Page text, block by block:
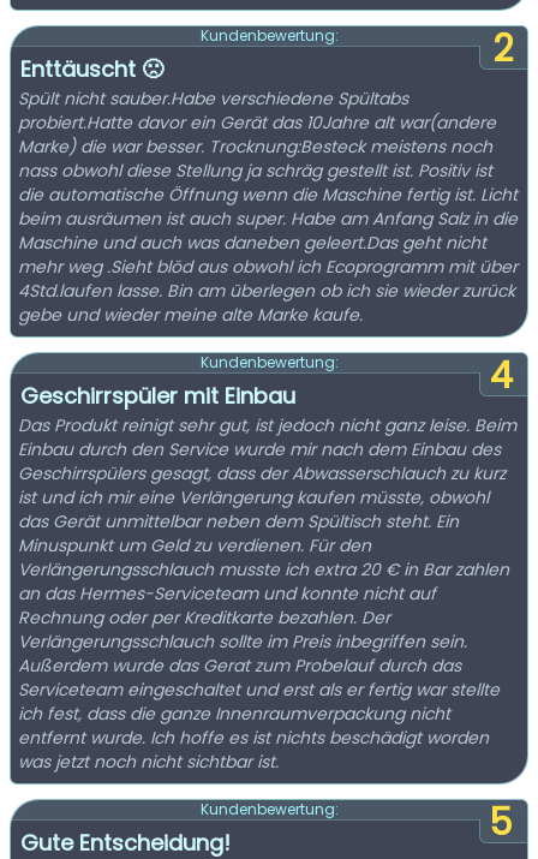
2
Kundenbewertung:
Enttäuscht 🙁
Spült nicht sauber.Habe verschiedene Spültabs
probiert.Hatte davor ein Gerät das 10Jahre alt war(andere
Marke) die war besser. Trocknung:Besteck meistens noch
nass obwohl diese Stellung ja schräg gestellt ist. Positiv ist
die automatische Öffnung wenn die Maschine fertig ist. Licht
beim ausräumen ist auch super. Habe am Anfang Salz in die
Maschine und auch was daneben geleert.Das geht nicht
mehr weg .Sieht blöd aus obwohl ich Ecoprogramm mit über
4Std.laufen lasse. Bin am überlegen ob ich sie wieder zurück
gebe und wieder meine alte Marke kaufe.
4
Kundenbewertung:
Geschirrspüler mit Einbau
Das Produkt reinigt sehr gut, ist jedoch nicht ganz leise. Beim
Einbau durch den Service wurde mir nach dem Einbau des
Geschirrspülers gesagt, dass der Abwasserschlauch zu kurz
ist und ich mir eine Verlängerung kaufen müsste, obwohl
das Gerät unmittelbar neben dem Spültisch steht. Ein
Minuspunkt um Geld zu verdienen. Für den
Verlängerungsschlauch musste ich extra 20 € in Bar zahlen
an das Hermes-Serviceteam und konnte nicht auf
Rechnung oder per Kreditkarte bezahlen. Der
Verlängerungsschlauch sollte im Preis inbegriffen sein.
Außerdem wurde das Gerat zum Probelauf durch das
Serviceteam eingeschaltet und erst als er fertig war stellte
ich fest, dass die ganze Innenraumverpackung nicht
entfernt wurde. Ich hoffe es ist nichts beschädigt worden
was jetzt noch nicht sichtbar ist.
5
Kundenbewertung:
Gute Entscheidung!